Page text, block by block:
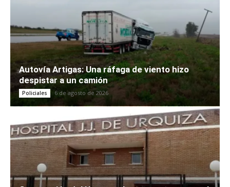
Autovía Artigas: Una ráfaga de viento hizo
despistar a un camión
Policiales 6 de agosto de 2026